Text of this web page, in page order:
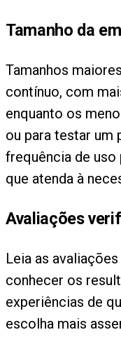
Tamanho da
Tamanhos
contínuo, com
enquanto os
ou para testar um
frequência de uso
que atenda à
Avaliações
Leia as
conhecer os
experiências de
escolha mais